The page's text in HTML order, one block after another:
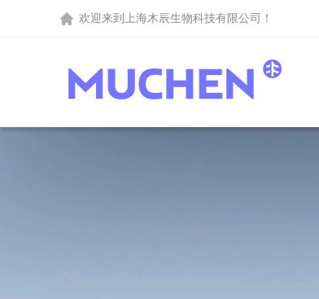
欢迎来到 上海木辰生物科技有限公司 ！